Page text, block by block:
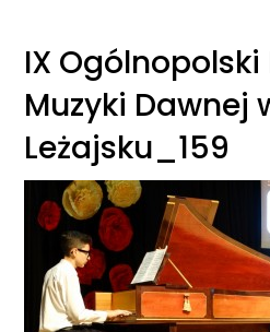
IX
Muzyki Dawnej
Leżajsku_159